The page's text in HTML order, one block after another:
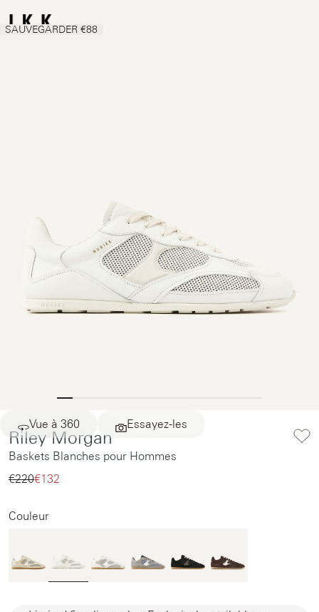
Vue à 360 Essayez-les
SAUVEGARDER €88
Riley Morgan
Baskets Blanches pour Hommes
€220‌€132‌
Couleur